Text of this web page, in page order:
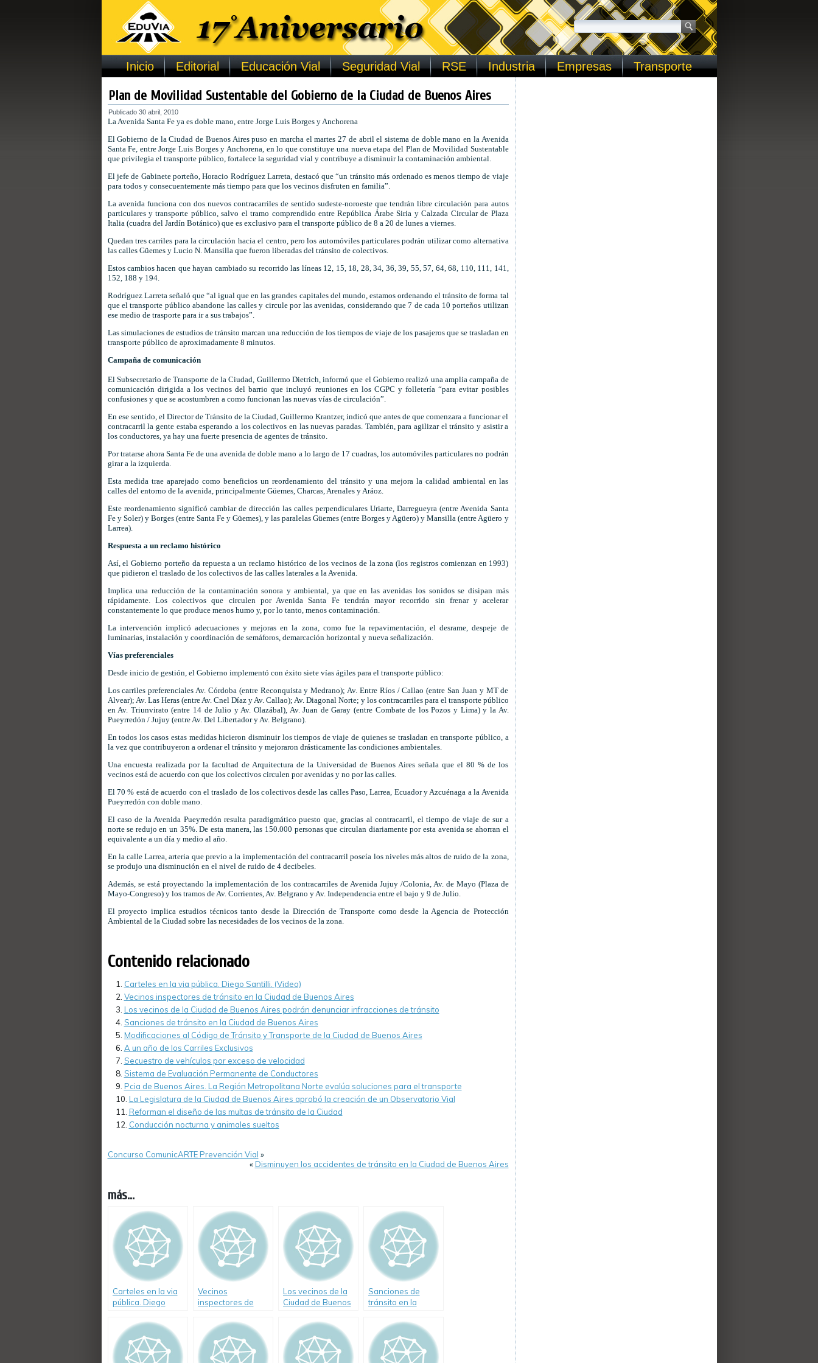
Inicio Editorial Educación Vial Seguridad Vial RSE Industria Empresas Transporte
Plan de Movilidad Sustentable del Gobierno de la Ciudad de Buenos Aires
Publicado 30 abril, 2010
La Avenida Santa Fe ya es doble mano, entre Jorge Luis Borges y Anchorena
El Gobierno de la Ciudad de Buenos Aires puso en marcha el martes 27 de abril el sistema de doble mano en la Avenida
Santa Fe, entre Jorge Luis Borges y Anchorena, en lo que constituye una nueva etapa del Plan de Movilidad Sustentable
que privilegia el transporte público, fortalece la seguridad vial y contribuye a disminuir la contaminación ambiental.
El jefe de Gabinete porteño, Horacio Rodríguez Larreta, destacó que “un tránsito más ordenado es menos tiempo de viaje
para todos y consecuentemente más tiempo para que los vecinos disfruten en familia”.
La avenida funciona con dos nuevos contracarriles de sentido sudeste-noroeste que tendrán libre circulación para autos
particulares y transporte público, salvo el tramo comprendido entre República Árabe Siria y Calzada Circular de Plaza
Italia (cuadra del Jardín Botánico) que es exclusivo para el transporte público de 8 a 20 de lunes a viernes.
Quedan tres carriles para la circulación hacia el centro, pero los automóviles particulares podrán utilizar como alternativa
las calles Güemes y Lucio N. Mansilla que fueron liberadas del tránsito de colectivos.
Estos cambios hacen que hayan cambiado su recorrido las líneas 12, 15, 18, 28, 34, 36, 39, 55, 57, 64, 68, 110, 111, 141,
152, 188 y 194.
Rodríguez Larreta señaló que “al igual que en las grandes capitales del mundo, estamos ordenando el tránsito de forma tal
que el transporte público abandone las calles y circule por las avenidas, considerando que 7 de cada 10 porteños utilizan
ese medio de trasporte para ir a sus trabajos”.
Las simulaciones de estudios de tránsito marcan una reducción de los tiempos de viaje de los pasajeros que se trasladan en
transporte público de aproximadamente 8 minutos.
Campaña de comunicación
El Subsecretario de Transporte de la Ciudad, Guillermo Dietrich, informó que el Gobierno realizó una amplia campaña de
comunicación dirigida a los vecinos del barrio que incluyó reuniones en los CGPC y folletería “para evitar posibles
confusiones y que se acostumbren a como funcionan las nuevas vías de circulación”.
En ese sentido, el Director de Tránsito de la Ciudad, Guillermo Krantzer, indicó que antes de que comenzara a funcionar el
contracarril la gente estaba esperando a los colectivos en las nuevas paradas. También, para agilizar el tránsito y asistir a
los conductores, ya hay una fuerte presencia de agentes de tránsito.
Por tratarse ahora Santa Fe de una avenida de doble mano a lo largo de 17 cuadras, los automóviles particulares no podrán
girar a la izquierda.
Esta medida trae aparejado como beneficios un reordenamiento del tránsito y una mejora la calidad ambiental en las
calles del entorno de la avenida, principalmente Güemes, Charcas, Arenales y Aráoz.
Este reordenamiento significó cambiar de dirección las calles perpendiculares Uriarte, Darregueyra (entre Avenida Santa
Fe y Soler) y Borges (entre Santa Fe y Güemes), y las paralelas Güemes (entre Borges y Agüero) y Mansilla (entre Agüero y
Larrea).
Respuesta a un reclamo histórico
Así, el Gobierno porteño da repuesta a un reclamo histórico de los vecinos de la zona (los registros comienzan en 1993)
que pidieron el traslado de los colectivos de las calles laterales a la Avenida.
Implica una reducción de la contaminación sonora y ambiental, ya que en las avenidas los sonidos se disipan más
rápidamente. Los colectivos que circulen por Avenida Santa Fe tendrán mayor recorrido sin frenar y acelerar
constantemente lo que produce menos humo y, por lo tanto, menos contaminación.
La intervención implicó adecuaciones y mejoras en la zona, como fue la repavimentación, el desrame, despeje de
luminarias, instalación y coordinación de semáforos, demarcación horizontal y nueva señalización.
Vías preferenciales
Desde inicio de gestión, el Gobierno implementó con éxito siete vías ágiles para el transporte público:
Los carriles preferenciales Av. Córdoba (entre Reconquista y Medrano); Av. Entre Ríos / Callao (entre San Juan y MT de
Alvear); Av. Las Heras (entre Av. Cnel Díaz y Av. Callao); Av. Diagonal Norte; y los contracarriles para el transporte público
en Av. Triunvirato (entre 14 de Julio y Av. Olazábal), Av. Juan de Garay (entre Combate de los Pozos y Lima) y la Av.
Pueyrredón / Jujuy (entre Av. Del Libertador y Av. Belgrano).
En todos los casos estas medidas hicieron disminuir los tiempos de viaje de quienes se trasladan en transporte público, a
la vez que contribuyeron a ordenar el tránsito y mejoraron drásticamente las condiciones ambientales.
Una encuesta realizada por la facultad de Arquitectura de la Universidad de Buenos Aires señala que el 80 % de los
vecinos está de acuerdo con que los colectivos circulen por avenidas y no por las calles.
El 70 % está de acuerdo con el traslado de los colectivos desde las calles Paso, Larrea, Ecuador y Azcuénaga a la Avenida
Pueyrredón con doble mano.
El caso de la Avenida Pueyrredón resulta paradigmático puesto que, gracias al contracarril, el tiempo de viaje de sur a
norte se redujo en un 35%. De esta manera, las 150.000 personas que circulan diariamente por esta avenida se ahorran el
equivalente a un día y medio al año.
En la calle Larrea, arteria que previo a la implementación del contracarril poseía los niveles más altos de ruido de la zona,
se produjo una disminución en el nivel de ruido de 4 decibeles.
Además, se está proyectando la implementación de los contracarriles de Avenida Jujuy /Colonia, Av. de Mayo (Plaza de
Mayo-Congreso) y los tramos de Av. Corrientes, Av. Belgrano y Av. Independencia entre el bajo y 9 de Julio.
El proyecto implica estudios técnicos tanto desde la Dirección de Transporte como desde la Agencia de Protección
Ambiental de la Ciudad sobre las necesidades de los vecinos de la zona.
Contenido relacionado
Carteles en la via pública. Diego Santilli. (Video)
Vecinos inspectores de tránsito en la Ciudad de Buenos Aires
Los vecinos de la Ciudad de Buenos Aires podrán denunciar infracciones de tránsito
Sanciones de tránsito en la Ciudad de Buenos Aires
Modificaciones al Código de Tránsito y Transporte de la Ciudad de Buenos Aires
A un año de los Carriles Exclusivos
Secuestro de vehículos por exceso de velocidad
Sistema de Evaluación Permanente de Conductores
Pcia de Buenos Aires. La Región Metropolitana Norte evalúa soluciones para el transporte
La Legislatura de la Ciudad de Buenos Aires aprobó la creación de un Observatorio Vial
Reforman el diseño de las multas de tránsito de la Ciudad
Conducción nocturna y animales sueltos
Concurso ComunicARTE Prevención Vial »
«Disminuyen los accidentes de tránsito en la Ciudad de Buenos Aires
más...
Carteles en la via
pública. Diego
Vecinos
inspectores de
Ciudad de Buenos
Aires
Los vecinos de la
Ciudad de Buenos
denunciar
infracciones de
tránsito
Sanciones de
tránsito en la
Aires